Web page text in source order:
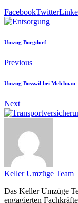
FacebookTwitter
Umzug Burgdorf
Previous
Umzug Busswil bei Melchnau
Next
Keller Umzüge Team
Das Keller Umzüge
engagierten